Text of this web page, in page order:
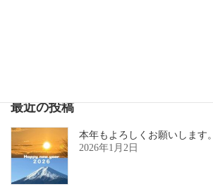
最近の投稿
本年もよろしくお願いします。
2026年1月2日